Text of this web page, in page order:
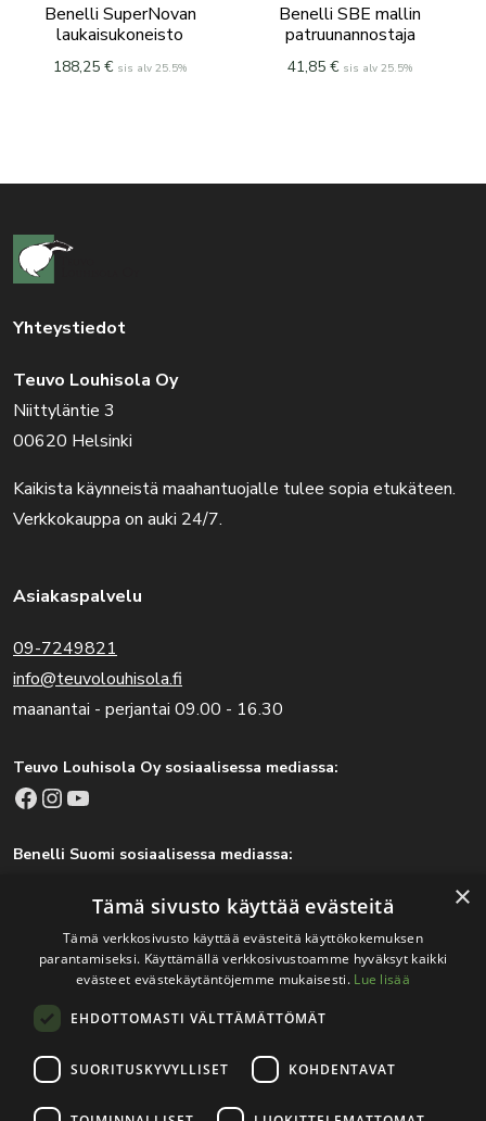
Benelli SuperNovan
laukaisukoneisto
188,25 € sis alv 25.5%
Benelli SBE mallin
patruunannostaja
41,85 € sis alv 25.5%
Yhteystiedot
Teuvo Louhisola Oy
Niittyläntie 3
00620 Helsinki
Kaikista käynneistä maahantuojalle tulee sopia etukäteen.
Verkkokauppa on auki 24/7.
Asiakaspalvelu
09-7249821
info@teuvolouhisola.fi
maanantai - perjantai 09.00 - 16.30
Teuvo Louhisola Oy sosiaalisessa mediassa:
Facebook Instagram YouTube
Benelli Suomi sosiaalisessa mediassa:
Tärkeitä linkkejä
Rekisteri- ja tietosuojaseloste
Jälleenmyyjät
Tapahtumat
×
Tämä sivusto käyttää evästeitä
Tämä verkkosivusto käyttää evästeitä käyttökokemuksen
parantamiseksi. Käyttämällä verkkosivustoamme hyväksyt kaikki
evästeet evästekäytäntöjemme mukaisesti. Lue lisää
EHDOTTOMASTI VÄLTTÄMÄTTÖMÄT
SUORITUSKYVYLLISET KOHDENTAVAT